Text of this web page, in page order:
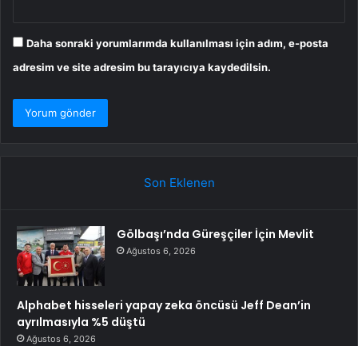
Daha sonraki yorumlarımda kullanılması için adım, e-posta
adresim ve site adresim bu tarayıcıya kaydedilsin.
Son Eklenen
Gölbaşı’nda Güreşçiler İçin Mevlit
Ağustos 6, 2026
Alphabet hisseleri yapay zeka öncüsü Jeff Dean’in
ayrılmasıyla %5 düştü
Ağustos 6, 2026